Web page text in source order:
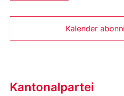
Kalender
Kantonalpartei